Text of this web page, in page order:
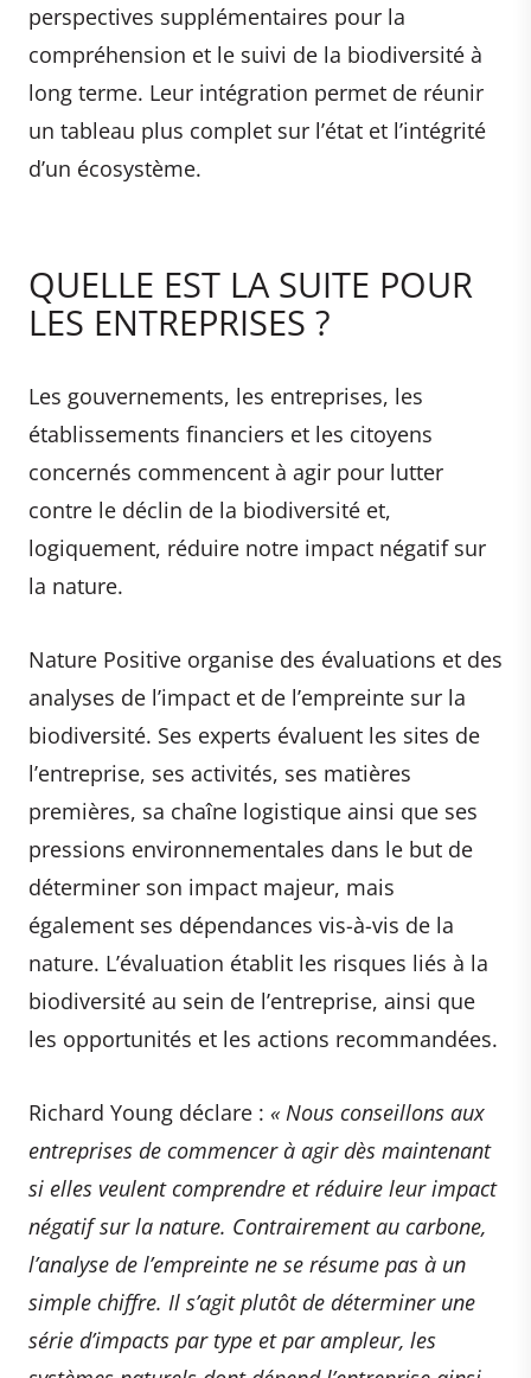
perspectives supplémentaires pour la
compréhension et le suivi de la biodiversité à
long terme. Leur intégration permet de réunir
un tableau plus complet sur l’état et l’intégrité
d’un écosystème.
QUELLE EST LA SUITE POUR
LES ENTREPRISES ?
Les gouvernements, les entreprises, les
établissements financiers et les citoyens
concernés commencent à agir pour lutter
contre le déclin de la biodiversité et,
logiquement, réduire notre impact négatif sur
la nature.
Nature Positive organise des évaluations et des
analyses de l’impact et de l’empreinte sur la
biodiversité. Ses experts évaluent les sites de
l’entreprise, ses activités, ses matières
premières, sa chaîne logistique ainsi que ses
pressions environnementales dans le but de
déterminer son impact majeur, mais
également ses dépendances vis-à-vis de la
nature. L’évaluation établit les risques liés à la
biodiversité au sein de l’entreprise, ainsi que
les opportunités et les actions recommandées.
Richard Young déclare : « Nous conseillons aux
entreprises de commencer à agir dès maintenant
si elles veulent comprendre et réduire leur impact
négatif sur la nature. Contrairement au carbone,
l’analyse de l’empreinte ne se résume pas à un
simple chiffre. Il s’agit plutôt de déterminer une
série d’impacts par type et par ampleur, les